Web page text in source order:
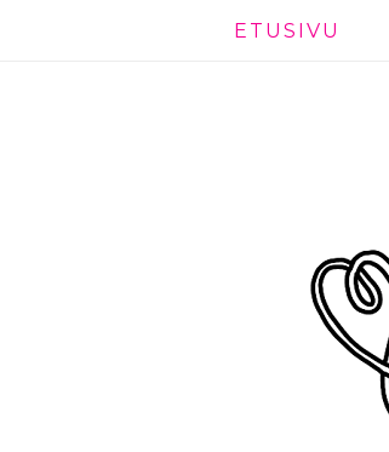
ETUSIVU